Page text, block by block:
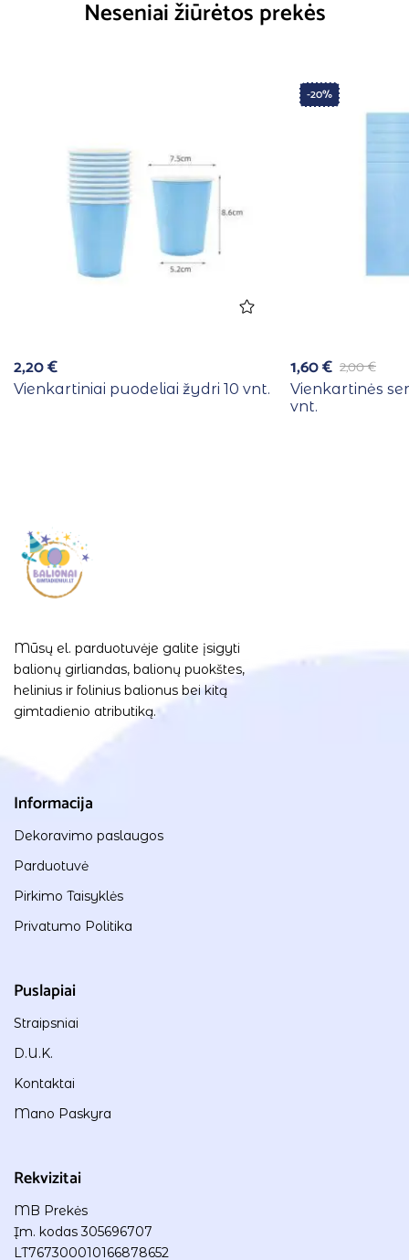
Neseniai žiūrėtos prekės
2,20€
Vienkartiniai puodeliai žydri 10 vnt.
-20%
2,00€
1,60€
Vienkartinės
vnt.
Mūsų el. parduotuvėje galite įsigyti
balionų girliandas, balionų puokštes,
helinius ir folinius balionus bei kitą
gimtadienio atributiką.
Informacija
Dekoravimo paslaugos
Parduotuvė
Pirkimo Taisyklės
Privatumo Politika
Puslapiai
Straipsniai
D.U.K.
Kontaktai
Mano Paskyra
Rekvizitai
MB Prekės
Įm. kodas 305696707
LT767300010166878652